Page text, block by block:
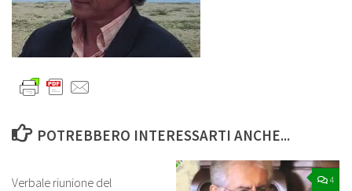
POTREBBERO INTERESSARTI ANCHE...
Verbale riunione del
4